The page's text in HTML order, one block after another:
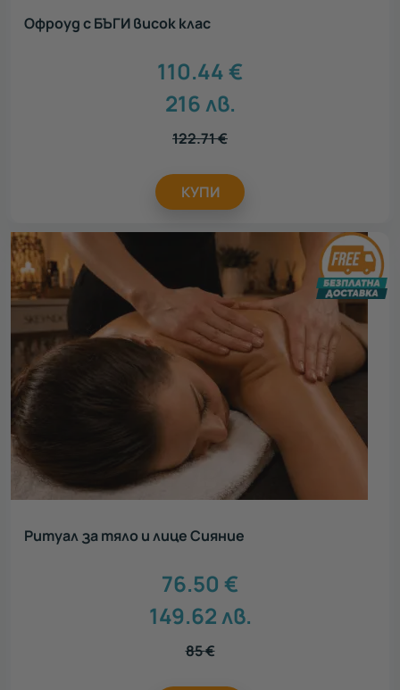
Офроуд с БЪГИ висок клас
110.44€
216лв.
122.71€
КУПИ
Ритуал за тяло и лице Сияние
76.50 €
149.62лв.
85€